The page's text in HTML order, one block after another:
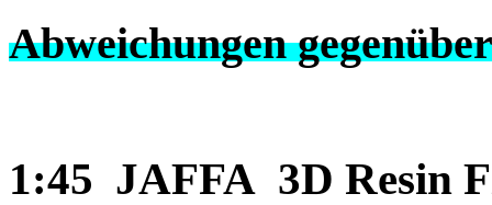
Abweichungen
1:45 JAFFA 3D Resin